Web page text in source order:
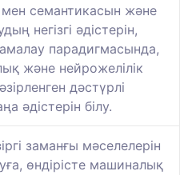
мен семантикасын және
негізгі әдістерін,
парадигмасында,
және нейрожелілік
дәстүрлі
әдістерін білу.
заманғы мәселелерін
өндірісте машиналық